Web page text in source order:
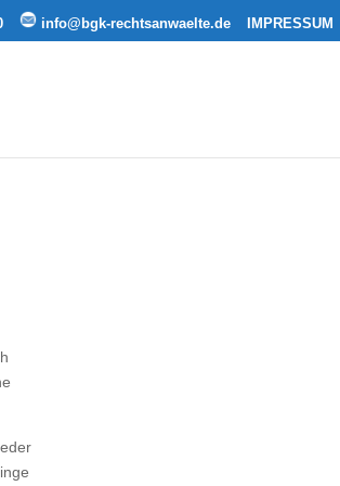
info@bgk-rechtsanwaelte.de IMPRESSUM